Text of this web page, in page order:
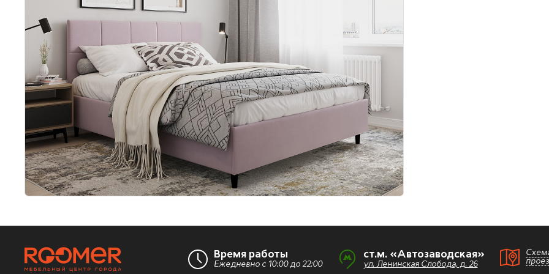
Время работы
Ежедневно с 10:00 до 22:00
ст.м. «Автозаводская»
ул. Ленинская Слобода, д. 26